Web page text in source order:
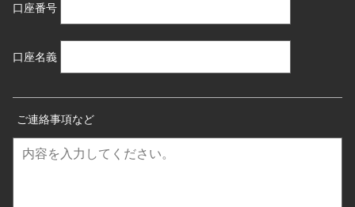
口座番号
口座名義
ご連絡事項など